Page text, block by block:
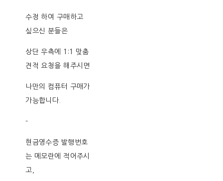
수정 하여 구매하고
싶으신 분들은
상단 우측에 1:1 맞춤
견적 요청을 해주시면
나만의 컴퓨터 구매가
가능합니다.
-
현금영수증 발행번호
는 메모란에 적어주시
고,